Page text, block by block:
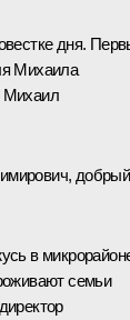
дня.
Михаила
Михаил
добрый
в
семьи